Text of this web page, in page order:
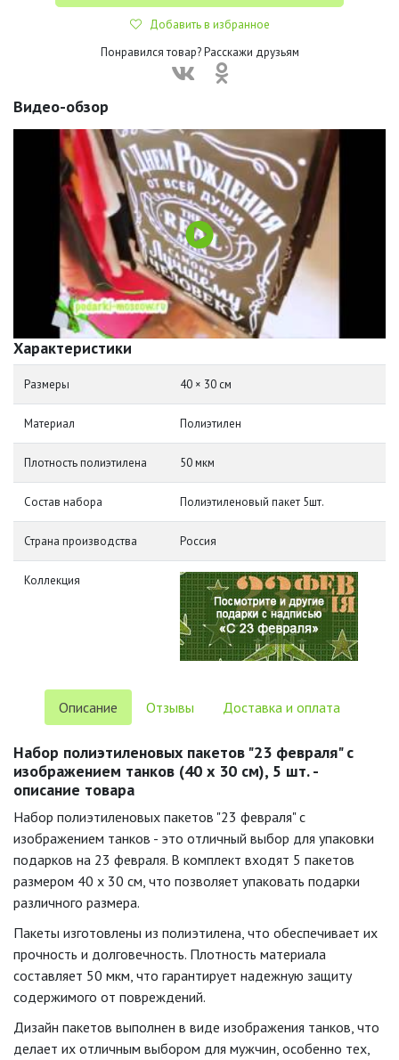
Добавить в избранное
Понравился товар? Расскажи друзьям
Видео-обзор
Характеристики
Размеры 40 × 30 см
Материал Полиэтилен
Плотность полиэтилена 50 мкм
Состав набора Полиэтиленовый пакет 5шт.
Страна производства Россия
Коллекция
Описание Отзывы Доставка и оплата
Набор полиэтиленовых пакетов "23 февраля" с
изображением танков (40 х 30 см), 5 шт. -
описание товара
Набор полиэтиленовых пакетов "23 февраля" с
изображением танков - это отличный выбор для упаковки
подарков на 23 февраля. В комплект входят 5 пакетов
размером 40 х 30 см, что позволяет упаковать подарки
различного размера.
Пакеты изготовлены из полиэтилена, что обеспечивает их
прочность и долговечность. Плотность материала
составляет 50 мкм, что гарантирует надежную защиту
содержимого от повреждений.
Дизайн пакетов выполнен в виде изображения танков, что
делает их отличным выбором для мужчин, особенно тех,